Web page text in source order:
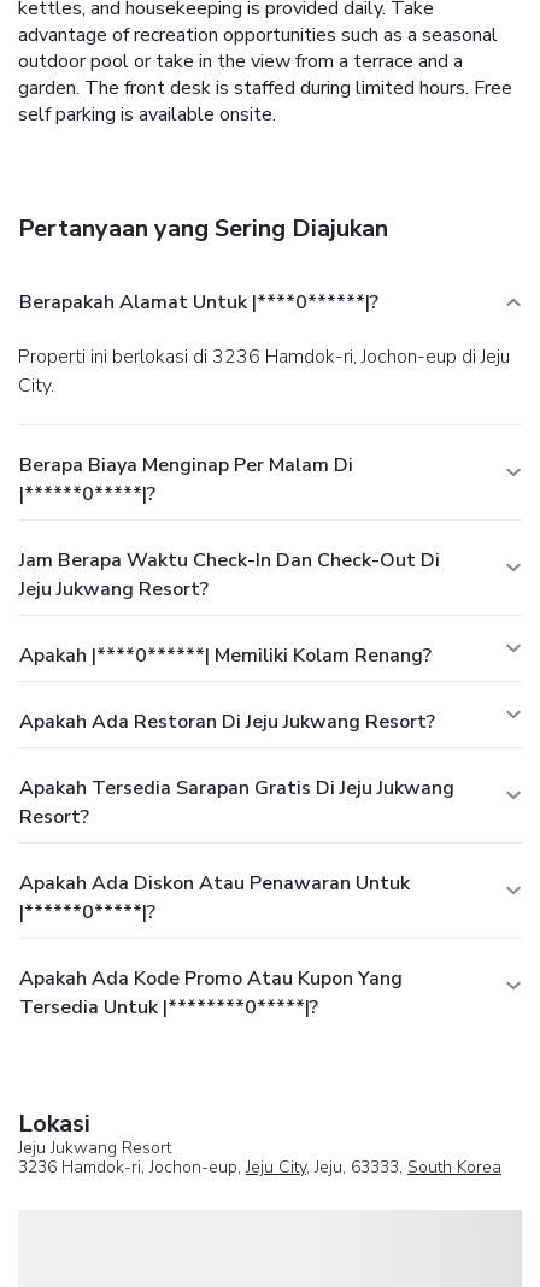
kettles, and housekeeping is provided daily. Take
advantage of recreation opportunities such as a seasonal
outdoor pool or take in the view from a terrace and a
garden. The front desk is staffed during limited hours. Free
self parking is available onsite.
Pertanyaan yang Sering Diajukan
Berapakah Alamat Untuk |****0******|?
Properti ini berlokasi di 3236 Hamdok-ri, Jochon-eup di Jeju
City.
Berapa Biaya Menginap Per Malam Di
|******0*****|?
Jam Berapa Waktu Check-In Dan Check-Out Di
Jeju Jukwang Resort?
Apakah |****0******| Memiliki Kolam Renang?
Apakah Ada Restoran Di Jeju Jukwang Resort?
Apakah Tersedia Sarapan Gratis Di Jeju Jukwang
Resort?
Apakah Ada Diskon Atau Penawaran Untuk
|******0*****|?
Apakah Ada Kode Promo Atau Kupon Yang
Tersedia Untuk |********0*****|?
Lokasi
Jeju Jukwang Resort
3236 Hamdok-ri, Jochon-eup,Jeju City, Jeju, 63333, South Korea